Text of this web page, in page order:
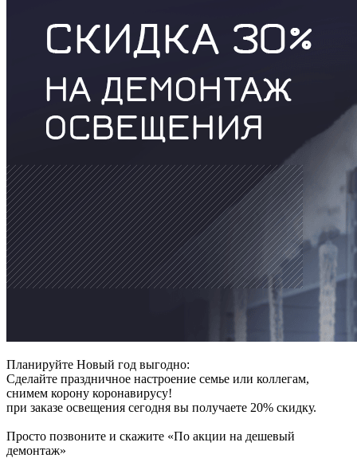
Планируйте Новый год выгодно:
Сделайте праздничное настроение семье или коллегам,
снимем корону коронавирусу!
при заказе освещения сегодня вы получаете 20% скидку.
Просто позвоните и скажите «По акции на дешевый
демонтаж»